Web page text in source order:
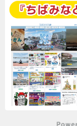
生活・暮らし 千葉
caretaker
2017/6/12 9 年前
2273